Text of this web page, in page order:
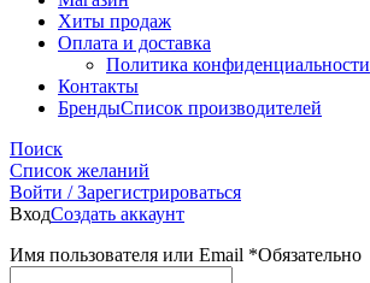
Хиты продаж
Оплата и доставка
Политика конфиденциальности
Контакты
БрендыСписок производителей
Поиск
Список желаний
Войти / Зарегистрироваться
ВходСоздать аккаунт
Имя пользователя или Email *Обязательно